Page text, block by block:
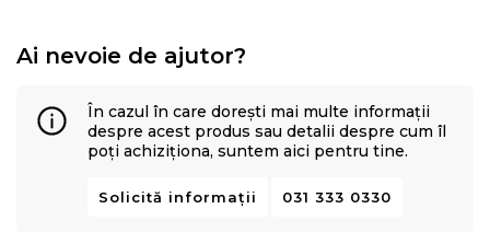
calitatea somnului prin stratul suplimentar de
prelungind durabilitatea intregului sistem.
Ai nevoie de ajutor?
În cazul în care dorești mai multe informații
despre acest produs sau detalii despre cum îl
poți achiziționa, suntem aici pentru tine.
Solicită informații 031 333 0330